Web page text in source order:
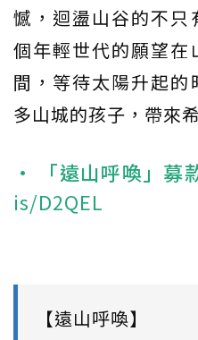
憾，迴盪山谷的不只
個年輕世代的願望在
間，等待太陽升起
多山城的孩子，帶來
• 「遠山呼喚」募
is/D2QEL
【遠山呼喚】